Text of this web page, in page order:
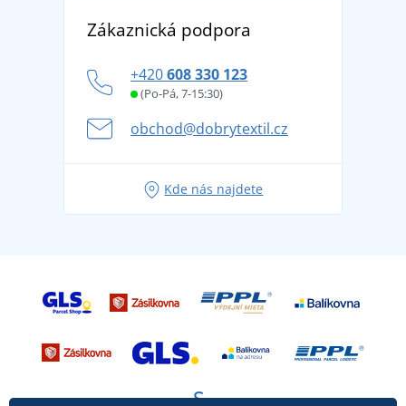
Potisk a výšivka
Věrnostní program BONTIS +
tradicí od roku 1976
Letní dobrodružství začíná balením aneb připravte
se na dovolenou bez starostí
Tipy na svěží outfity pro pohodové léto
Zákaznická podpora
+420608 330 123
(Po-Pá, 7-15:30)
obchod@dobrytextil.cz
Kde nás najdete